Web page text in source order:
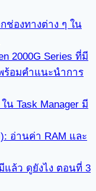
ช่องทางต่าง ๆ ใน
2000G Series ที่มี
ร้อมคำแนะนำการ
น Task Manager มี
อ่านค่า RAM และ
แล้ว ดูยังไง ตอนที่ 3